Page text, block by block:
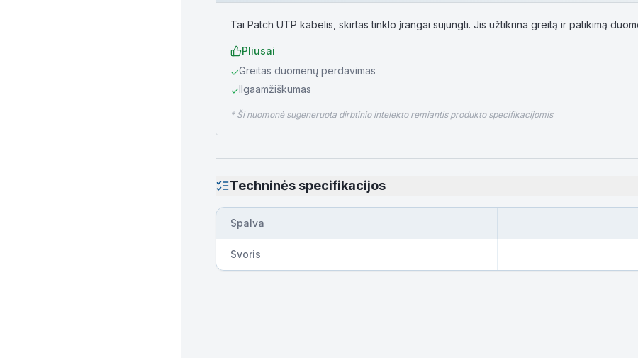
Tai Patch UTP kabelis, skirtas tinklo įrangai sujungti. Jis užtikrina greitą ir patikimą
Pliusai
✓Greitas duomenų perdavimas
✓Ilgaamžiškumas
* Ši nuomonė sugeneruota dirbtinio intelekto remiantis produkto specifikacijomis
Techninės specifikacijos
Spalva
Svoris